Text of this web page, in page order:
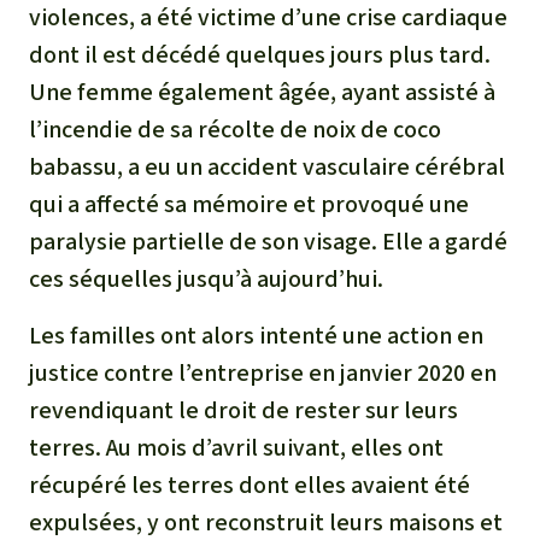
violences, a été victime d’une crise cardiaque
dont il est décédé quelques jours plus tard.
Une femme également âgée, ayant assisté à
l’incendie de sa récolte de noix de coco
babassu, a eu un accident vasculaire cérébral
qui a affecté sa mémoire et provoqué une
paralysie partielle de son visage. Elle a gardé
ces séquelles jusqu’à aujourd’hui.
Les familles ont alors intenté une action en
justice contre l’entreprise en janvier 2020 en
revendiquant le droit de rester sur leurs
terres. Au mois d’avril suivant, elles ont
récupéré les terres dont elles avaient été
expulsées, y ont reconstruit leurs maisons et